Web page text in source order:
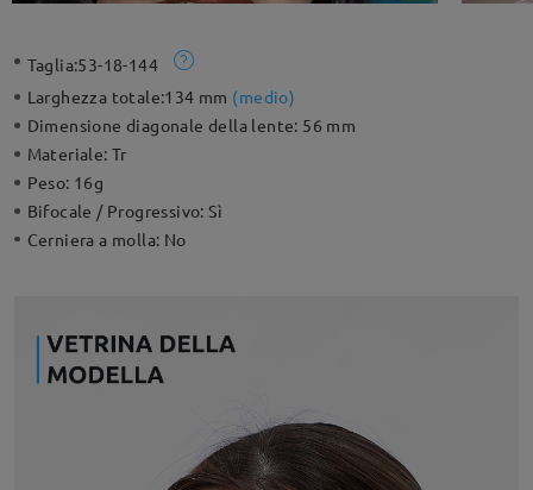
Taglia:53-18-144
Larghezza totale:134 mm (medio)
Dimensione diagonale della lente: 56 mm
Materiale:Tr
Peso: 16g
Bifocale / Progressivo:Sì
Cerniera a molla: No